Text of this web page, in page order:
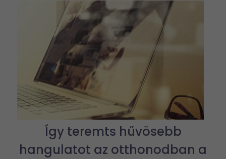
Így teremts hűvösebb
hangulatot az otthonodban a